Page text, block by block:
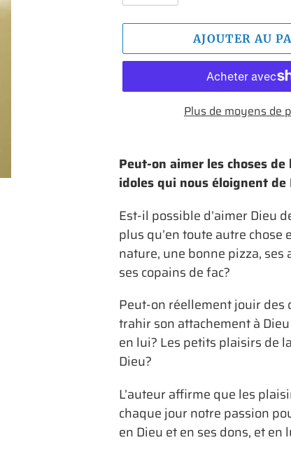
AJOUTER AU
Plus de moyens de
d'un
produit
votre
panier
Peut-on aimer les choses
idoles qui nous éloignent de
Est-il possible d’aimer Dieu
plus qu’en toute autre chose
nature, une bonne pizza,
ses copains de fac?
Peut-on réellement jouir des
trahir son attachement à
en lui? Les petits plaisirs de
Dieu?
L’auteur affirme que les
chaque jour notre passion
en Dieu et en ses dons, et en